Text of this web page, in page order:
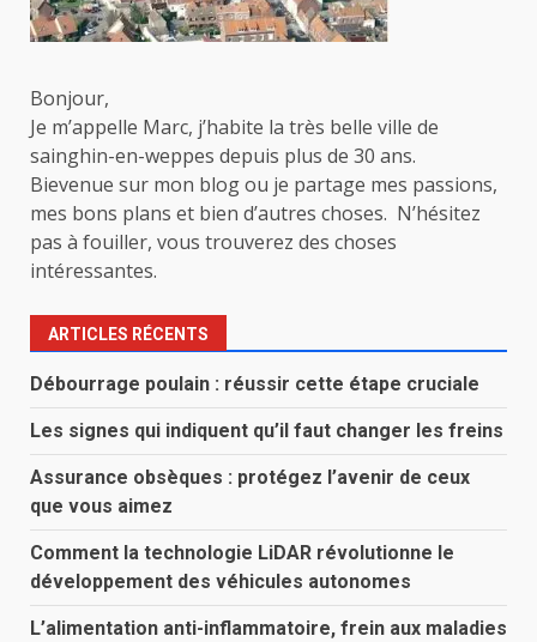
Bonjour,
Je m’appelle Marc, j’habite la très belle ville de
sainghin-en-weppes depuis plus de 30 ans.
Bievenue sur mon blog ou je partage mes passions,
mes bons plans et bien d’autres choses. N’hésitez
pas à fouiller, vous trouverez des choses
intéressantes.
ARTICLES RÉCENTS
Débourrage poulain : réussir cette étape cruciale
Les signes qui indiquent qu’il faut changer les freins
Assurance obsèques : protégez l’avenir de ceux
que vous aimez
Comment la technologie LiDAR révolutionne le
développement des véhicules autonomes
L’alimentation anti-inflammatoire, frein aux maladies